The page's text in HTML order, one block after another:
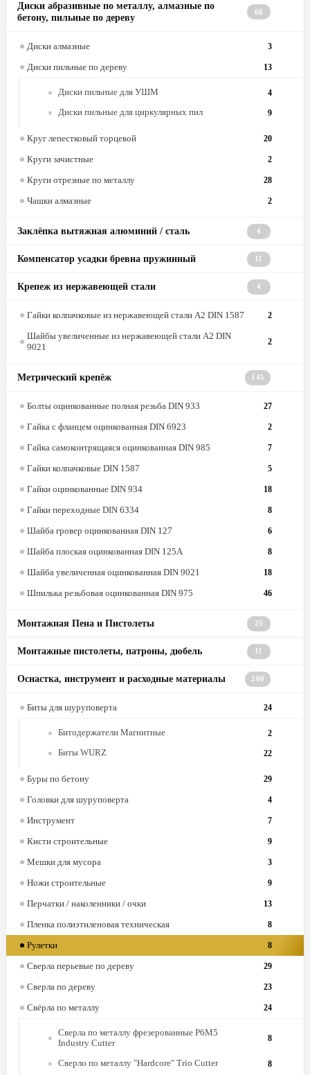
Диски абразивные по металлу, алмазные по
бетону, пильные по дереву
68
Диски алмазные 3
Диски пильные по дереву 13
Диски пильные для УШМ 4
Диски пильные для циркулярных пил 9
Круг лепестковый торцевой 20
Круги зачистные 2
Круги отрезные по металлу 28
Чашки алмазные 2
Заклёпка вытяжная алюминий / сталь 4
Компенсатор усадки бревна пружинный 11
Крепеж из нержавеющей стали 4
Гайки колпачковые из нержавеющей стали А2 DIN 1587 2
Шайбы увеличенные из нержавеющей стали А2 DIN
9021
2
Метрический крепёж 145
Болты оцинкованные полная резьба DIN 933 27
Гайка с фланцем оцинкованная DIN 6923 2
Гайка самоконтрящаяся оцинкованная DIN 985 7
Гайки колпачковые DIN 1587 5
Гайки оцинкованные DIN 934 18
Гайки переходные DIN 6334 8
Шайба гровер оцинкованная DIN 127 6
Шайба плоская оцинкованная DIN 125A 8
Шайба увеличенная оцинкованная DIN 9021 18
Шпилька резьбовая оцинкованная DIN 975 46
Монтажная Пена и Пистолеты 25
Монтажные пистолеты, патроны, дюбель 11
Оснастка, инструмент и расходные материалы 200
Биты для шуруповерта 24
Битодержатели Магнитные 2
Биты WURZ 22
Буры по бетону 29
Головки для шуруповерта 4
Инструмент 7
Кисти строительные 9
Мешки для мусора 3
Ножи строительные 9
Перчатки / наколенники / очки 13
Пленка полиэтиленовая техническая 8
Рулетки 8
Сверла перьевые по дереву 29
Сверла по дереву 23
Свёрла по металлу 24
Сверла по металлу фрезерованные Р6М5
Industry Cutter
8
Сверло по металлу "Hardcore" Trio Cutter 8